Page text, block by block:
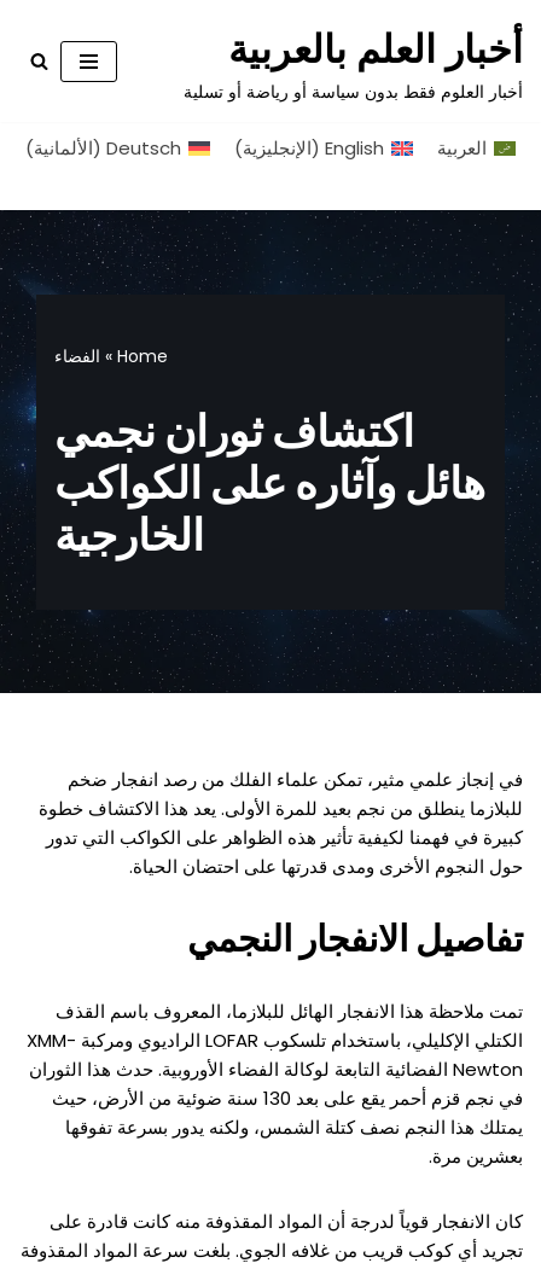
تخطى
إلى
أخبار العلم بالعربية
أخبار العلوم فقط بدون سياسة أو رياضة أو تسلية
العربية English
(الإنجليزية)
Deutsch
(الألمانية)
Home
» الفضاء
اكتشاف ثوران نجمي
هائل وآثاره على الكواكب
الخارجية
في إنجاز علمي مثير، تمكن علماء الفلك من رصد انفجار ضخم
للبلازما ينطلق من نجم بعيد للمرة الأولى. يعد هذا الاكتشاف خطوة
كبيرة في فهمنا لكيفية تأثير هذه الظواهر على الكواكب التي تدور
حول النجوم الأخرى ومدى قدرتها على احتضان الحياة.
تفاصيل الانفجار النجمي
تمت ملاحظة هذا الانفجار الهائل للبلازما، المعروف باسم القذف
الكتلي الإكليلي، باستخدام تلسكوب LOFAR الراديوي ومركبة XMM-
Newton الفضائية التابعة لوكالة الفضاء الأوروبية. حدث هذا الثوران
في نجم قزم أحمر يقع على بعد 130 سنة ضوئية من الأرض، حيث
يمتلك هذا النجم نصف كتلة الشمس، ولكنه يدور بسرعة تفوقها
بعشرين مرة.
كان الانفجار قوياً لدرجة أن المواد المقذوفة منه كانت قادرة على
تجريد أي كوكب قريب من غلافه الجوي. بلغت سرعة المواد المقذوفة